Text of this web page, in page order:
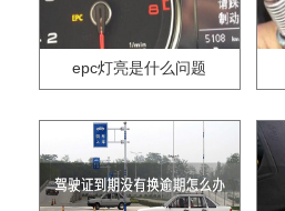
epc灯亮是什么问题